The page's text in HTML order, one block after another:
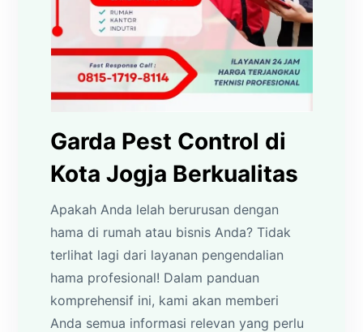
Garda Pest Control di
Kota Jogja Berkualitas
Apakah Anda lelah berurusan dengan
hama di rumah atau bisnis Anda? Tidak
terlihat lagi dari layanan pengendalian
hama profesional! Dalam panduan
komprehensif ini, kami akan memberi
Anda semua informasi relevan yang perlu